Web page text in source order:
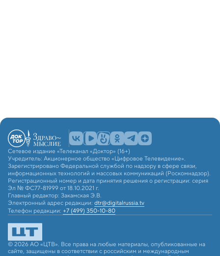
Сетевое издание «Телеканал «Доктор» (16+)
Учредитель: Акционерное общество «Цифровое Телевидение».
Зарегистрировано Федеральной службой по надзору в сфере связи,
информационных технологий и массовых коммуникаций (Роскомнадзор).
Регистрационный номер и дата принятия решения о регистрации: серия
Эл № ФС77-81999 от 18.10.2021 г.
Главный редактор: Закамская Э.В.
Электронный адрес редакции: dtr@digitalrussia.tv
Телефон редакции: +7 (499) 350-10-80
© 2026 АО «ЦТВ». Все права на любые материалы, опубликованные на
сайте, защищены в соответствии с российским и международным